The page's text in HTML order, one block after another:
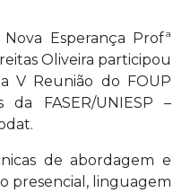
Esperança Profª
Oliveira participou
V Reunião do FOUP
da FASER/UNIESP –
de abordagem e
presencial, linguagem